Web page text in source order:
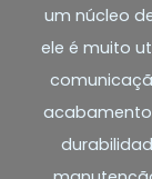
um núcleo
ele é muito